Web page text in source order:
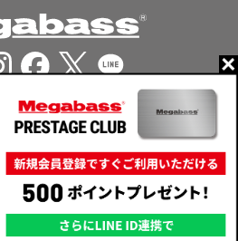
リシー特定商取引法に基づく表示
いたずら注文等への対応
inc. All rights reserved.